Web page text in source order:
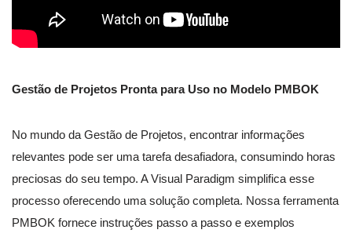
Gestão de Projetos Pronta para Uso no Modelo PMBOK
No mundo da Gestão de Projetos, encontrar informações
relevantes pode ser uma tarefa desafiadora, consumindo horas
preciosas do seu tempo. A Visual Paradigm simplifica esse
processo oferecendo uma solução completa. Nossa ferramenta
PMBOK fornece instruções passo a passo e exemplos